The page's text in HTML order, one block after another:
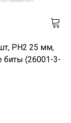
PH2 25 мм,
биты (26001-3-